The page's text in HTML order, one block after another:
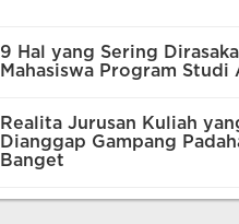
9 Hal yang Sering
Mahasiswa Program
Realita Jurusan Kuliah
Dianggap Gampang
Banget